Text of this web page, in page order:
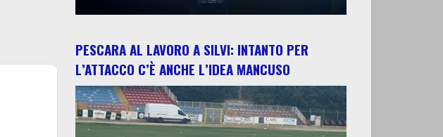
PESCARA AL LAVORO A SILVI: INTANTO PER
L’ATTACCO C’È ANCHE L’IDEA MANCUSO